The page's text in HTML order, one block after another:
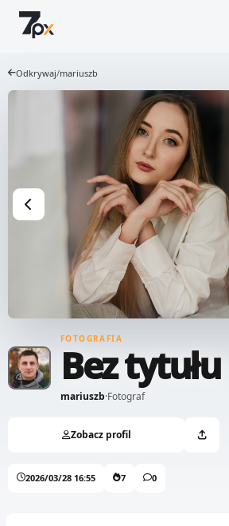
Odkrywaj/mariuszb
FOTOGRAFIA
Bez tytułu
mariuszb·Fotograf
Zobacz profil
2026/03/28 16:55 7 0